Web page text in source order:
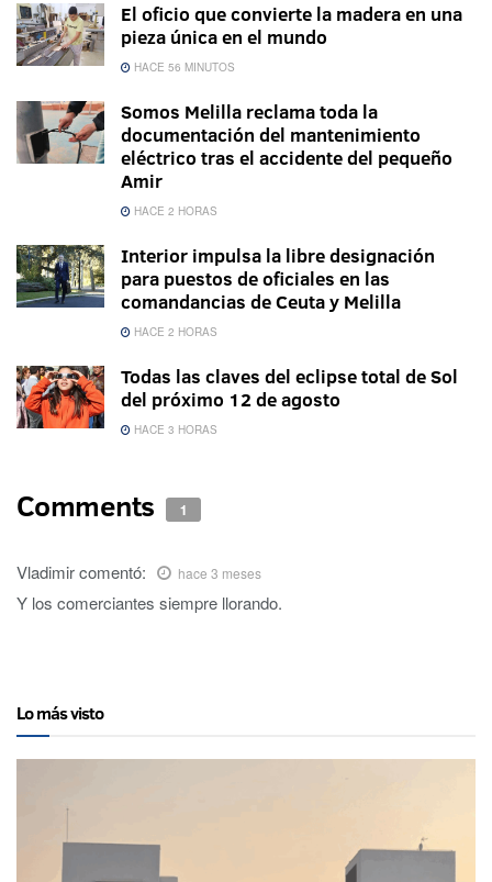
El oficio que convierte la madera en una
pieza única en el mundo
HACE 56 MINUTOS
Somos Melilla reclama toda la
documentación del mantenimiento
eléctrico tras el accidente del pequeño
Amir
HACE 2 HORAS
Interior impulsa la libre designación
para puestos de oficiales en las
comandancias de Ceuta y Melilla
HACE 2 HORAS
Todas las claves del eclipse total de Sol
del próximo 12 de agosto
HACE 3 HORAS
Comments 1
Vladimircomentó: hace 3 meses
Y los comerciantes siempre llorando.
Lo más visto